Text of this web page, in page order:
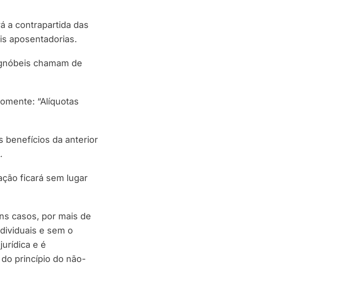
a contrapartida das
aposentadorias.
chamam de
“Alíquotas
benefícios da anterior
ficará sem lugar
casos, por mais de
e sem o
e é
princípio do não-